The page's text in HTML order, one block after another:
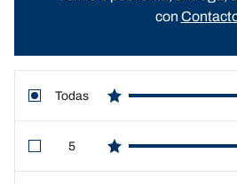
con
Todas
star reviews
5
star reviews